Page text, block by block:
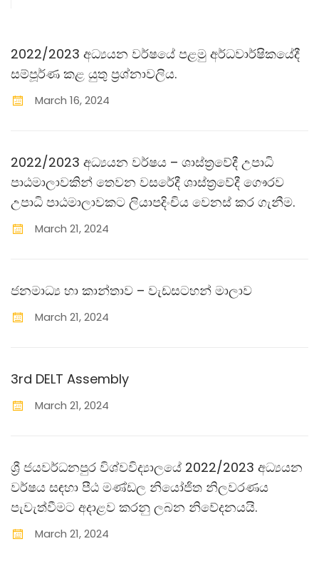
2022/2023 අධ්‍යයන වර්ෂයේ පළමු අර්ධවාර්ෂිකයේදී
සම්පූර්ණ කළ යුතු ප‍්‍රශ්නාවලිය.
March 16,2024
2022/2023 අධ්‍යයන වර්ෂය – ශාස්ත‍්‍රවේදී උපාධි
පාඨමාලාවකින් තෙවන වසරේදී ශාස්ත‍්‍රවේදී ගෞරව
උපාධි පාඨමාලාවකට ලියාපදිංචිය වෙනස් කර ගැනීම.
March 21,2024
ජනමාධ්‍ය හා කාන්තාව – වැඩසටහන් මාලාව
March 21,2024
3rd DELT Assembly
March 21,2024
ශ්‍රී ජයවර්ධනපුර විශ්වවිද්‍යාලයේ 2022/2023 අධ්‍යයන
වර්ෂය සඳහා පීඨ මණ්ඩල නියෝජිත නිලවරණය
පැවැත්වීමට අදාළව කරනු ලබන නිවේදනයයි.
March 21,2024